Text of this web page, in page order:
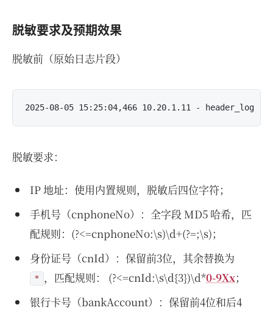
脱敏要求及预期效果
脱敏前（原始日志片段）
脱敏要求：
IP 地址：使用内置规则，脱敏后四位字符；
手机号（cnphoneNo）：全字段 MD5 哈希，匹
配规则：(?<=cnphoneNo:\s)\d+(?=;\s)；
身份证号（cnId）：保留前3位，其余替换为
* ，匹配规则： (?<=cnId:\s\d{3})\d*0-9Xx；
银行卡号（bankAccount）：保留前4位和后4